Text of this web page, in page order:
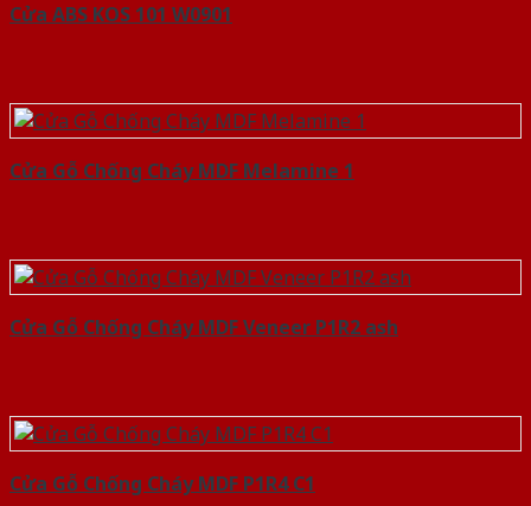
Cửa ABS KOS 101 W0901
Cửa Gỗ Chống Cháy MDF Melamine 1
Cửa Gỗ Chống Cháy MDF Veneer P1R2 ash
Cửa Gỗ Chống Cháy MDF P1R4 C1